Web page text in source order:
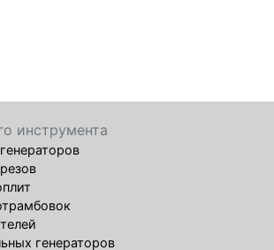
инструмента
генераторов